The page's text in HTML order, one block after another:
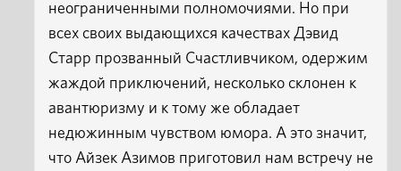
неограниченными полномочиями. Но при
всех своих выдающихся качествах Дэвид
Старр прозванный Счастливчиком, одержим
жаждой приключений, несколько склонен к
авантюризму и к тому же обладает
недюжинным чувством юмора. А это значит,
что Айзек Азимов приготовил нам встречу не